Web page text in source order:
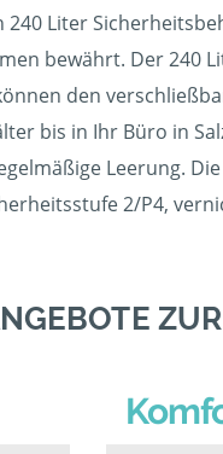
Liter
bewährt. Der 240
den
bis in Ihr Büro in
Leerung.
2/P4,